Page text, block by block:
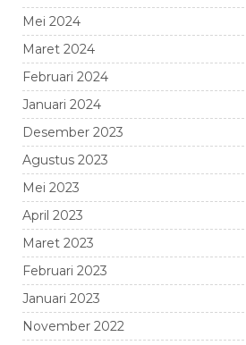
Mei 2024
Maret 2024
Februari 2024
Januari 2024
Desember 2023
Agustus 2023
Mei 2023
April 2023
Maret 2023
Februari 2023
Januari 2023
November 2022